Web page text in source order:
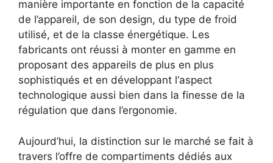
manière importante en fonction de la capacité
de l’appareil, de son design, du type de froid
utilisé, et de la classe énergétique. Les
fabricants ont réussi à monter en gamme en
proposant des appareils de plus en plus
sophistiqués et en développant l‘aspect
technologique aussi bien dans la finesse de la
régulation que dans l’ergonomie.
Aujourd’hui, la distinction sur le marché se fait à
travers l’offre de compartiments dédiés aux